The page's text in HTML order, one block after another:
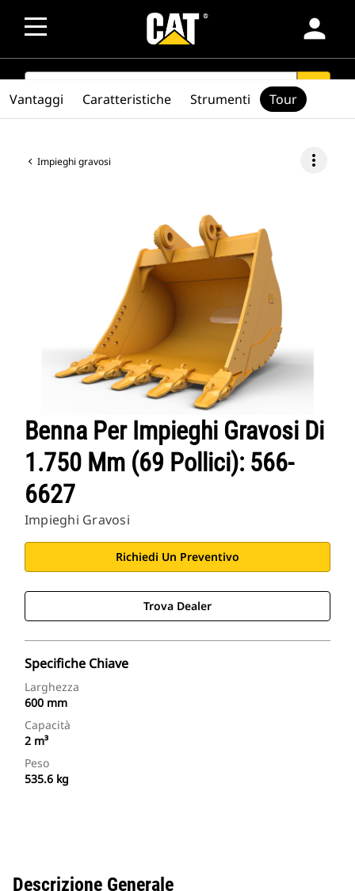
person
SEARCH search
Impieghi gravosi more_vert
Benna Per Impieghi Gravosi Di
1.750 Mm (69 Pollici): 566-
6627
Impieghi Gravosi
Richiedi Un Preventivo
Trova Dealer
Specifiche Chiave
Larghezza
600 mm
Capacità
2 m³
Peso
535.6 kg
Vantaggi Caratteristiche Strumenti Tour
Descrizione Generale